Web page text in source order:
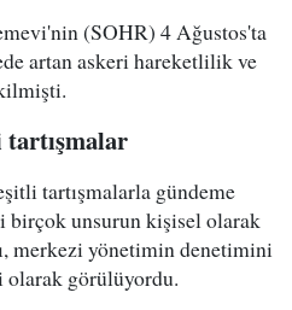
(SOHR) 4 Ağustos'ta
artan askeri hareketlilik ve
tartışmalar
tartışmalarla gündeme
unsurun kişisel olarak
merkezi yönetimin denetimini
olarak görülüyordu.